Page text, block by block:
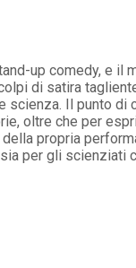
up comedy, e
di satira
Il punto di
oltre che per
propria
per gli scienziati